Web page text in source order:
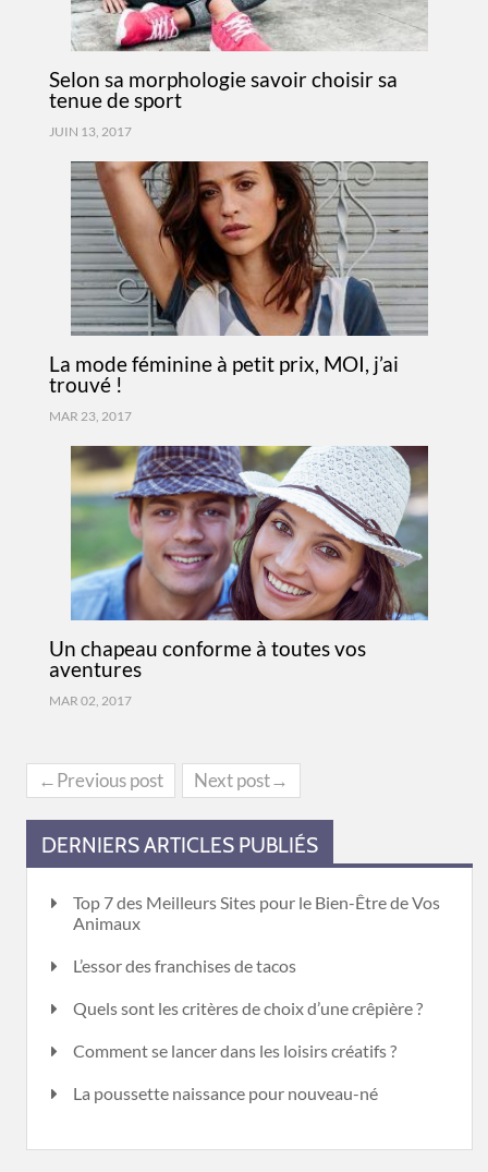
Selon sa morphologie savoir choisir sa
tenue de sport
JUIN 13, 2017
La mode féminine à petit prix, MOI, j’ai
trouvé !
MAR 23, 2017
Un chapeau conforme à toutes vos
aventures
MAR 02, 2017
←Previous post Next post→
DERNIERS ARTICLES PUBLIÉS
Top 7 des Meilleurs Sites pour le Bien-Être de Vos
Animaux
L’essor des franchises de tacos
Quels sont les critères de choix d’une crêpière ?
Comment se lancer dans les loisirs créatifs ?
La poussette naissance pour nouveau-né